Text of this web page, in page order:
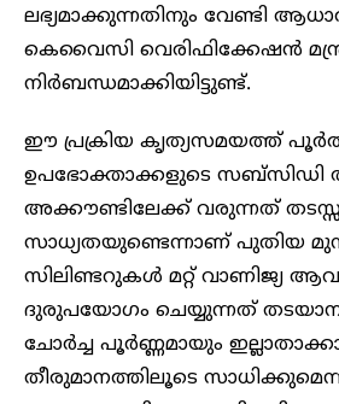
ലഭ്യമാക്കുന്നതിനും വേണ്ടി
കെവൈസി വെരിഫിക്കേഷൻ
നിർബന്ധമാക്കിയിട്ടുണ്ട്.
ഈ പ്രക്രിയ കൃത്യസമയത്ത്
ഉപഭോക്താക്കളുടെ സബ്‌സിഡി
അക്കൗണ്ടിലേക്ക് വരുന്നത്
സാധ്യതയുണ്ടെന്നാണ് പുതിയ
സിലിണ്ടറുകൾ മറ്റ് വാണിജ്യ
ദുരുപയോഗം ചെയ്യുന്നത്
ചോർച്ച പൂർണ്ണമായും
തീരുമാനത്തിലൂടെ